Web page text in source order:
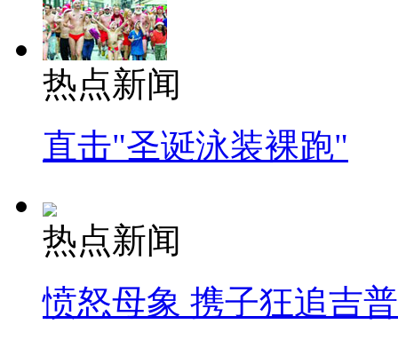
热点新闻
直击"圣诞泳装裸跑"
热点新闻
愤怒母象 携子狂追吉